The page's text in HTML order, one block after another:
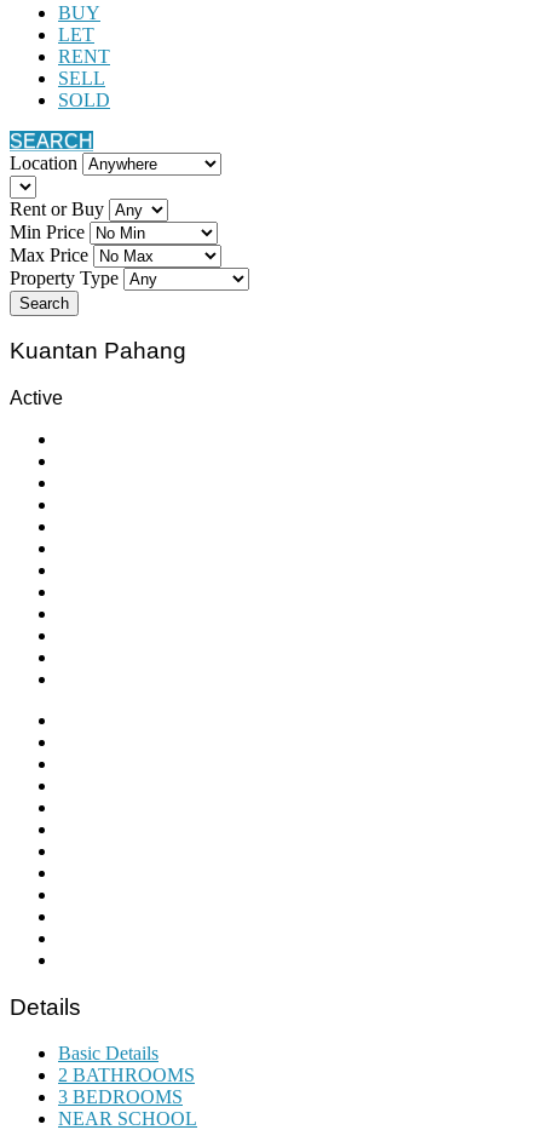
BUY
LET
RENT
SELL
SOLD
SEARCH
Location
Rent or Buy
Min Price
Max Price
Property Type
Search
Kuantan Pahang
Active
Details
Basic Details
2 BATHROOMS
3 BEDROOMS
NEAR SCHOOL